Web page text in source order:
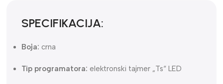
SPECIFIKACIJA:
Boja: crna
Tip programatora: elektronski tajmer „Ts“ LED